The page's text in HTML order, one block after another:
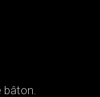
bâton.